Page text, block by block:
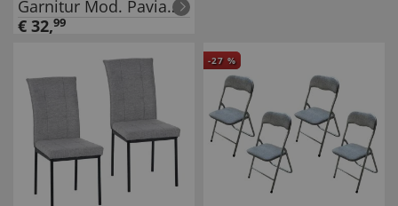
Garnitur Mod. Pavia
Schwarz, geschlossen,
€ 32,99
-27 %